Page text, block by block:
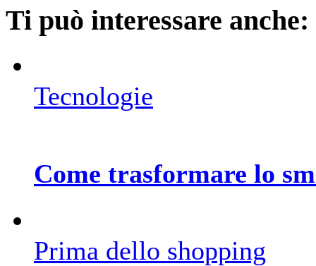
Ti può interessare anche:
Tecnologie
Come trasformare lo
Prima dello shopping